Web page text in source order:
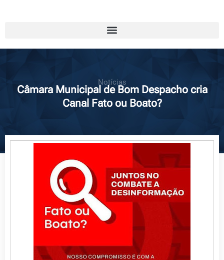
Notícias
Câmara Municipal de Bom Despacho cria
Canal Fato ou Boato?